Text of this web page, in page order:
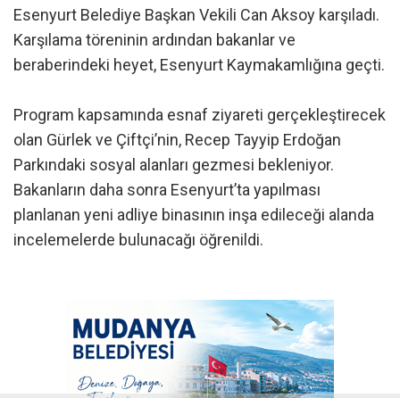
Esenyurt Belediye Başkan Vekili Can Aksoy karşıladı.
Karşılama töreninin ardından bakanlar ve
beraberindeki heyet, Esenyurt Kaymakamlığına geçti.
Program kapsamında esnaf ziyareti gerçekleştirecek
olan Gürlek ve Çiftçi’nin, Recep Tayyip Erdoğan
Parkındaki sosyal alanları gezmesi bekleniyor.
Bakanların daha sonra Esenyurt’ta yapılması
planlanan yeni adliye binasının inşa edileceği alanda
incelemelerde bulunacağı öğrenildi.